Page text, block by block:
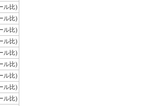
ル比)
ル比)
ル比)
ル比)
ル比)
ル比)
ル比)
ル比)
ル比)